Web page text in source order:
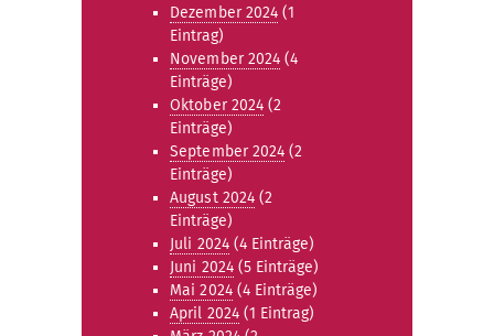
Dezember 2024 (1
Eintrag)
November 2024 (4
Einträge)
Oktober 2024 (2
Einträge)
September 2024 (2
Einträge)
August 2024 (2
Einträge)
Juli 2024(4 Einträge)
Juni 2024(5 Einträge)
Mai 2024(4 Einträge)
April 2024 (1 Eintrag)